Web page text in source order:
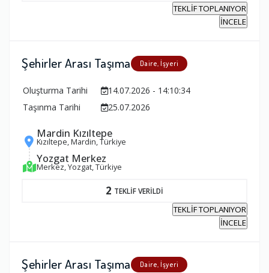
TEKLİF TOPLANIYOR
İNCELE
Şehirler Arası Taşıma Daire, İşyeri
Oluşturma Tarihi
14.07.2026 - 14:10:34
Taşınma Tarihi
25.07.2026
Mardin Kızıltepe
Kızıltepe, Mardin, Türkiye
Yozgat Merkez
Merkez, Yozgat, Türkiye
2 TEKLİF VERİLDİ
TEKLİF TOPLANIYOR
İNCELE
Şehirler Arası Taşıma Daire, İşyeri